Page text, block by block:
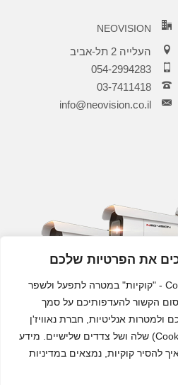
את הפרטיות שלכם
האתר עושה שימוש ב Cookies - "קוקיות" במטרה לתפעל ולשפר
הקשור להעדפותיכם על סמך
ולמטרות אנליטיות, חברת נאוויז'ן
עושה שימוש ב"קוקיות" (Cookies) שלה ושל צדדים שלישיים. מידע
להסיר קוקיות, נמצאים במדיניות
NEOVISION
העלייה 2 תל-אביב
054-2994283
03-7411418‏
info@neovision.co.il